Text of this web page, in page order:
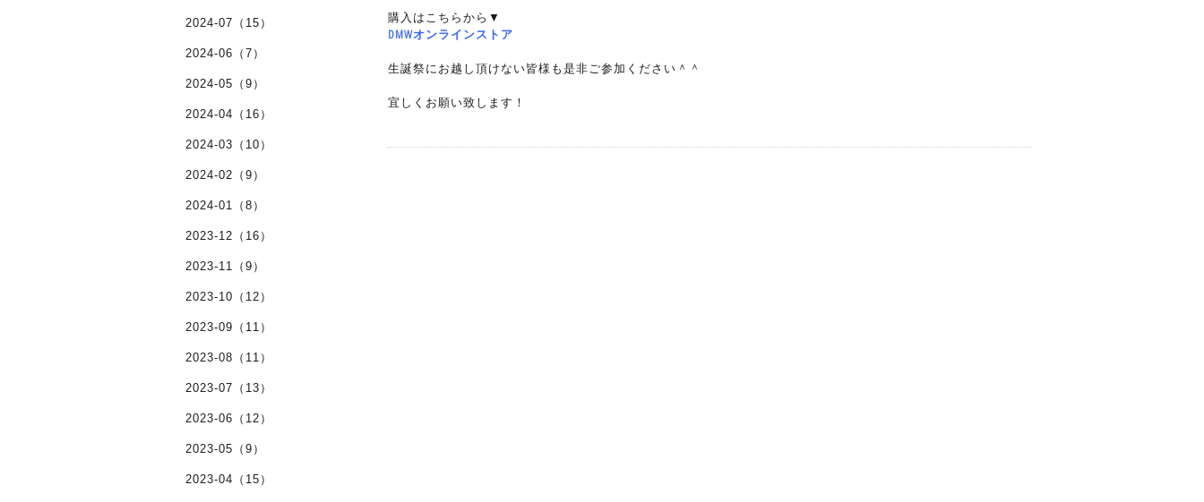
購入はこちらから▼
DMWオンラインストア
生誕祭にお越し頂けない皆様も是非ご参加ください＾＾
宜しくお願い致します！
2024-07（15）
2024-06（7）
2024-05（9）
2024-04（16）
2024-03（10）
2024-02（9）
2024-01（8）
2023-12（16）
2023-11（9）
2023-10（12）
2023-09（11）
2023-08（11）
2023-07（13）
2023-06（12）
2023-05（9）
2023-04（15）